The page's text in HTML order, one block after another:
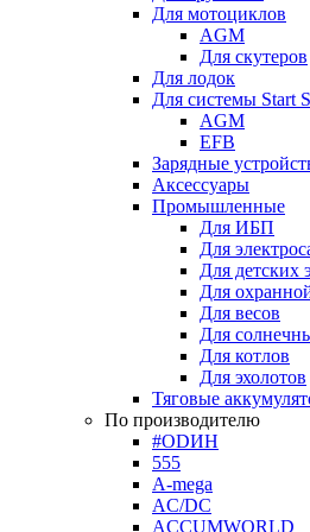
Для мотоциклов
AGM
Для скутеров
Для лодок
Для системы Start
AGM
EFB
Зарядные
Аксессуары
Промышленные
Для ИБП
Для
Для детских
Для
Для весов
Для
Для котлов
Для эхолотов
Тяговые
По производителю
#ODИН
555
A-mega
AC/DC
ACCUMWORLD